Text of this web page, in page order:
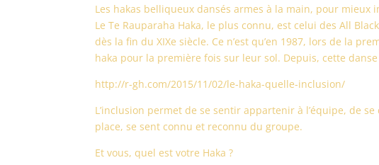
Les hakas belliqueux dansés armes à la main, pour
Le Te Rauparaha Haka, le plus connu, est celui des All
dès la fin du XIXe siècle. Ce n’est qu’en 1987, lors de la
haka pour la première fois sur leur sol. Depuis, cette
http://r-gh.com/2015/11/02/le-haka-quelle-inclusion/
L’inclusion permet de se sentir appartenir à l’équipe, de
place, se sent connu et reconnu du groupe.
Et vous, quel est votre Haka ?